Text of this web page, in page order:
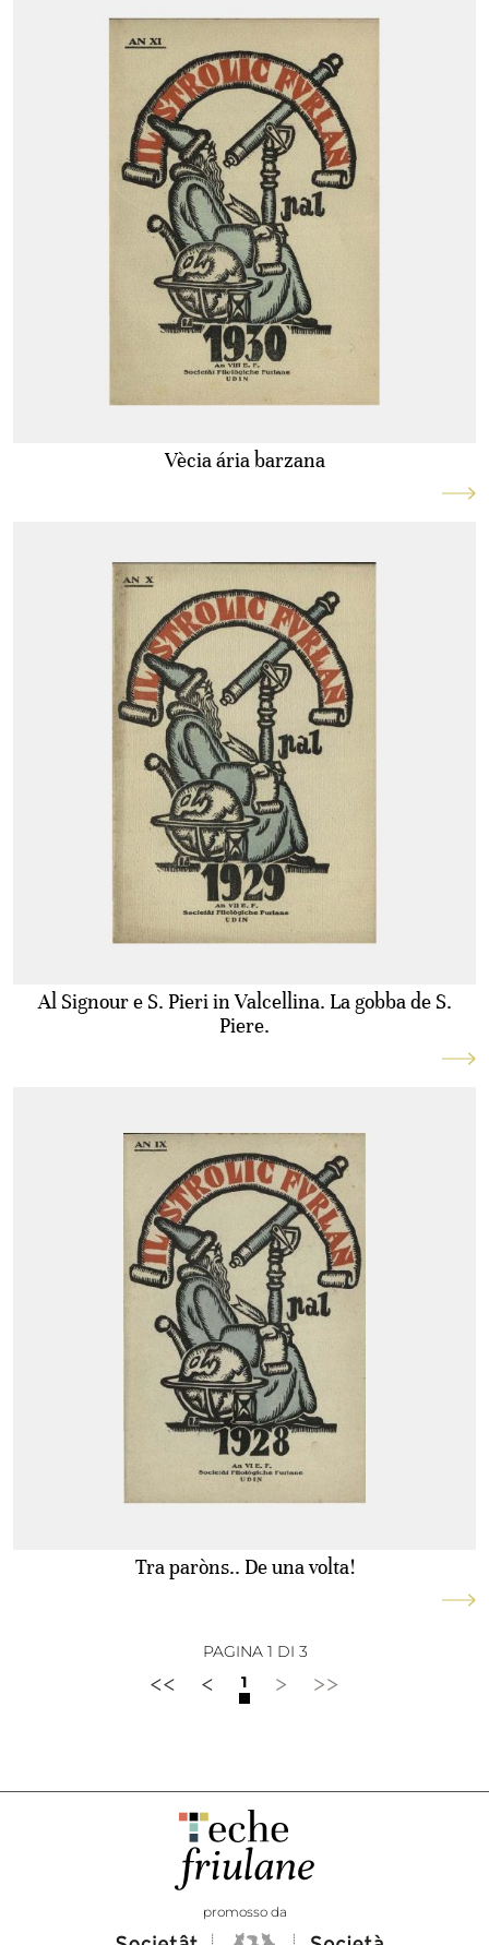
Vècia ária barzana
Al Signour e S. Pieri in Valcellina. La gobba de S.
Piere.
Tra paròns.. De una volta!
<< < 1 > >>
PAGINA 1 DI 3
promosso da